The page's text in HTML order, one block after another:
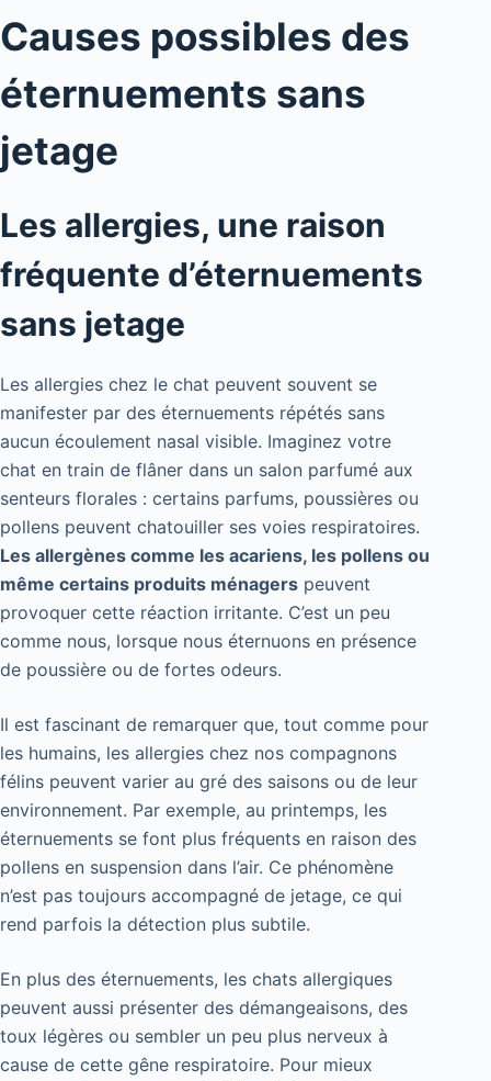
Causes possibles des
éternuements sans
jetage
Les allergies, une raison
fréquente d’éternuements
sans jetage
Les allergies chez le chat peuvent souvent se
manifester par des éternuements répétés sans
aucun écoulement nasal visible. Imaginez votre
chat en train de flâner dans un salon parfumé aux
senteurs florales : certains parfums, poussières ou
pollens peuvent chatouiller ses voies respiratoires.
Les allergènes comme les acariens, les pollens ou
même certains produits ménagers peuvent
provoquer cette réaction irritante. C’est un peu
comme nous, lorsque nous éternuons en présence
de poussière ou de fortes odeurs.
Il est fascinant de remarquer que, tout comme pour
les humains, les allergies chez nos compagnons
félins peuvent varier au gré des saisons ou de leur
environnement. Par exemple, au printemps, les
éternuements se font plus fréquents en raison des
pollens en suspension dans l’air. Ce phénomène
n’est pas toujours accompagné de jetage, ce qui
rend parfois la détection plus subtile.
En plus des éternuements, les chats allergiques
peuvent aussi présenter des démangeaisons, des
toux légères ou sembler un peu plus nerveux à
cause de cette gêne respiratoire. Pour mieux